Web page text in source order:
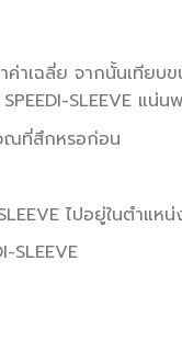
เฉลี่ย จากนั้นเทียบข
SLEEVE แน่น
ณที่สึกหรอก่อน
ไปอยู่ในตำแห